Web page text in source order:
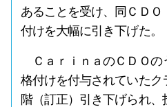
あることを受け、同ＣＤ
付けを大幅に引き下げた。
ＣａｒｉｎａのＣＤＯの
格付けを付与されていた
階（訂正）引き下げられ、